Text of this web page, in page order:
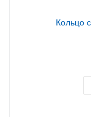
Кольцо